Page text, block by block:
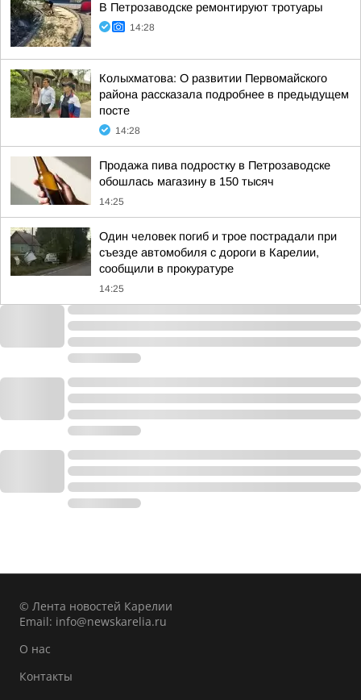
В Петрозаводске ремонтируют тротуары
14:28
Колыхматова: О развитии Первомайского
района рассказала подробнее в предыдущем
посте
14:28
Продажа пива подростку в Петрозаводске
обошлась магазину в 150 тысяч
14:25
Один человек погиб и трое пострадали при
съезде автомобиля с дороги в Карелии,
сообщили в прокуратуре
14:25
© Лента новостей Карелии
Email: info@newskarelia.ru
О нас
Контакты